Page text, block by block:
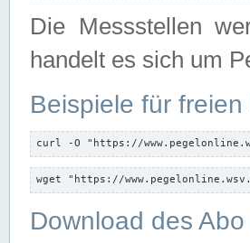
Die Messstellen
handelt es sich um
Beispiele für
curl -O "https://
wget "https://
Download des